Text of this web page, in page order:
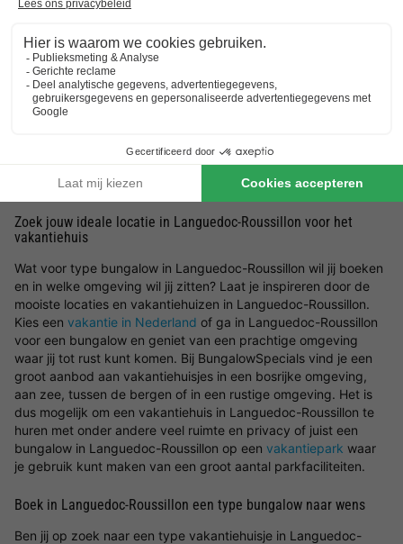
beschikbaar?
Op deze pagina filter je met gemak op de verschillende
mogelijke voorzieningen en/of faciliteiten om een vakantiehuisje
in Languedoc-Roussillon te vinden die aansluit op jouw wensen.
bent? Wij helpen je graag in Languedoc-Roussillon een
bungalow te boeken. Wil jij er op het laatste moment even
tussenuit? Kies dan voor een
last minute vakantiehuisje.
Zoek jouw ideale locatie in Languedoc-Roussillon voor het
vakantiehuis
Wat voor type bungalow in Languedoc-Roussillon wil jij boeken
en in welke omgeving wil jij zitten? Laat je inspireren door de
mooiste locaties en vakantiehuizen in Languedoc-Roussillon.
Kies een vakantie in Nederland of ga in Languedoc-Roussillon
voor een bungalow en geniet van een prachtige omgeving
waar jij tot rust kunt komen. Bij BungalowSpecials vind je een
groot aanbod aan vakantiehuisjes in een bosrijke omgeving,
aan zee, tussen de bergen of in een rustige omgeving. Het is
dus mogelijk om een vakantiehuis in Languedoc-Roussillon te
huren met onder andere veel ruimte en privacy of juist een
bungalow in Languedoc-Roussillon op een vakantiepark waar
je gebruik kunt maken van een groot aantal parkfaciliteiten.
Boek in Languedoc-Roussillon een type bungalow naar wens
Ben jij op zoek naar een type vakantiehuisje in Languedoc-